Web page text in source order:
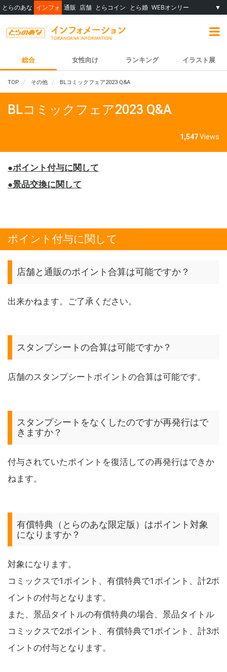
とらのあな インフォ 通販 店舗 とらコイン とら婚 WEBオンリー ▼
総合 女性向け ランキング イラスト展
TOP その他 BLコミックフェア2023 Q&A
BLコミックフェア2023 Q&A
1,547Views
●ポイント付与に関して
●景品交換に関して
ポイント付与に関して
店舗と通販のポイント合算は可能ですか？
出来かねます。ご了承ください。
スタンプシートの合算は可能ですか？
店舗のスタンプシートポイントの合算は可能です。
スタンプシートをなくしたのですが再発行はで
きますか？
付与されていたポイントを復活しての再発行はできか
ねます。
有償特典（とらのあな限定版）はポイント対象
になりますか？
対象になります。
コミックスで1ポイント、有償特典で1ポイント、計2ポ
イントの付与となります。
また、景品タイトルの有償特典の場合、景品タイトル
コミックスで2ポイント、有償特典で1ポイント、計3ポ
イントの付与となります。